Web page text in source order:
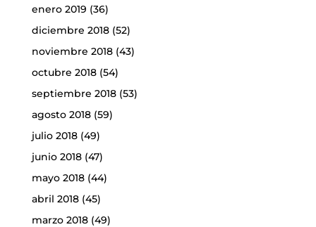
enero 2019 (36)
diciembre 2018(52)
noviembre 2018(43)
octubre 2018(54)
septiembre 2018(53)
agosto 2018(59)
julio 2018(49)
junio 2018(47)
mayo 2018(44)
abril 2018(45)
marzo 2018(49)